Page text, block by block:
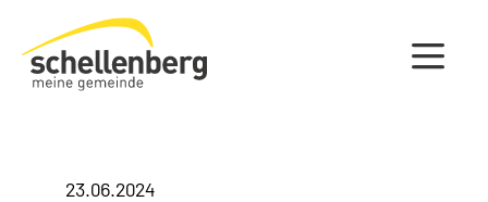
Gemeinde Schellenberg Startseite
23.06.2024